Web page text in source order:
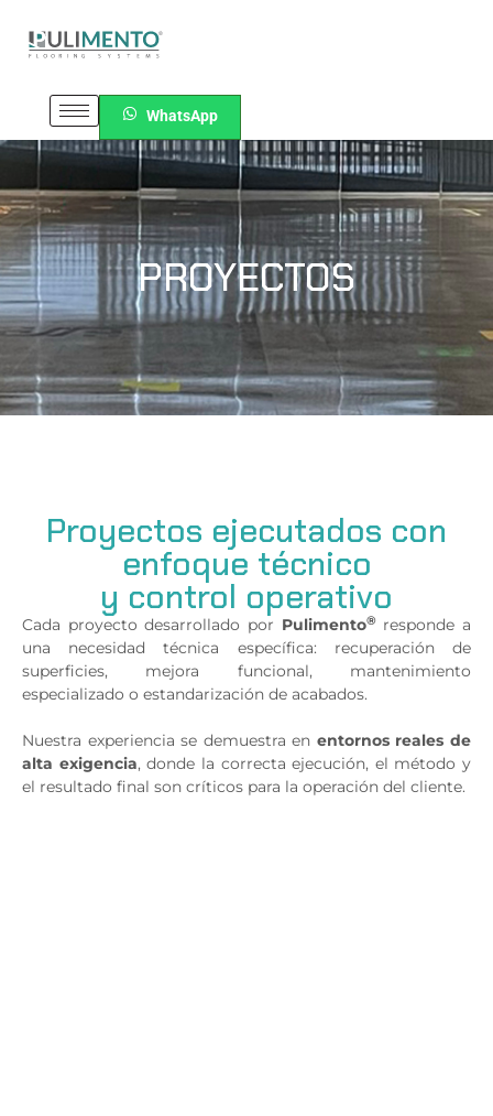
WhatsApp
PROYECTOS
Proyectos ejecutados con
enfoque técnico
y control operativo
Cada proyecto desarrollado por Pulimento®responde a
una necesidad técnica específica: recuperación de
superficies, mejora funcional, mantenimiento
especializado o estandarización de acabados.
Nuestra experiencia se demuestra en entornos reales de
alta exigencia, donde la correcta ejecución, el método y
el resultado final son críticos para la operación del cliente.